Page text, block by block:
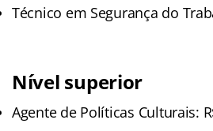
Técnico em Segurança do
Nível superior
Agente de Políticas Culturais: